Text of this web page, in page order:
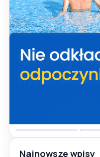
Najnowsze wpisy